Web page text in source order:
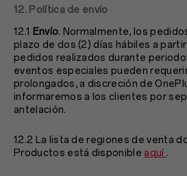
12. Política de envío
12.1 Envío. Normalmente, los
plazo de dos (2) días hábiles a
pedidos realizados durante
eventos especiales pueden
prolongados, a discreción de
informaremos a los clientes por
antelación.
12.2 La lista de regiones de venta
Productos está disponible aquí .